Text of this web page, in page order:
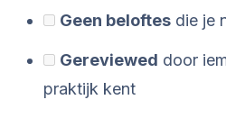
Geen beloftes die je
Gereviewed door
praktijk kent